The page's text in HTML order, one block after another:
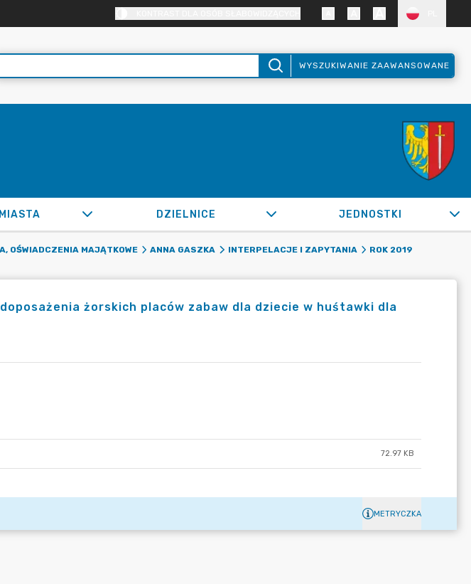
WYSZUKIWANIE ZAAWANSOWANE
DZIELNICE JEDNOSTKI
OŚWIADCZENIA MAJĄTKOWE ANNA GASZKA INTERPELACJE I ZAPYTANIA
ROK 2019
żorskich placów zabaw dla dziecie w huśtawki dla
72.97 KB
METRYCZKA